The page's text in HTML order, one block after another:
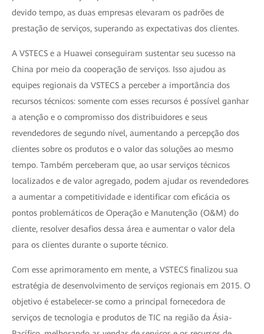
devido tempo, as duas empresas elevaram os padrões de
prestação de serviços, superando as expectativas dos clientes.
A VSTECS e a Huawei conseguiram sustentar seu sucesso na
China por meio da cooperação de serviços. Isso ajudou as
equipes regionais da VSTECS a perceber a importância dos
recursos técnicos: somente com esses recursos é possível ganhar
a atenção e o compromisso dos distribuidores e seus
revendedores de segundo nível, aumentando a percepção dos
clientes sobre os produtos e o valor das soluções ao mesmo
tempo. Também perceberam que, ao usar serviços técnicos
localizados e de valor agregado, podem ajudar os revendedores
a aumentar a competitividade e identificar com eficácia os
pontos problemáticos de Operação e Manutenção (O&M) do
cliente, resolver desafios dessa área e aumentar o valor dela
para os clientes durante o suporte técnico.
Com esse aprimoramento em mente, a VSTECS finalizou sua
estratégia de desenvolvimento de serviços regionais em 2015. O
objetivo é estabelecer-se como a principal fornecedora de
serviços de tecnologia e produtos de TIC na região da Ásia-